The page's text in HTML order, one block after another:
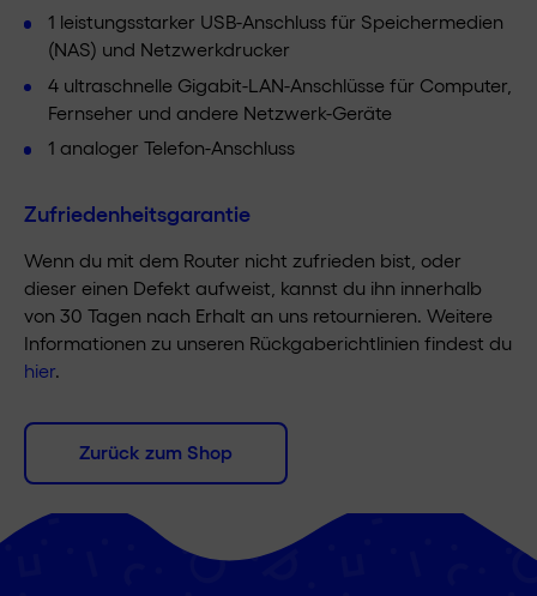
1 leistungsstarker USB-Anschluss für Speichermedien
(NAS) und Netzwerkdrucker
4 ultraschnelle Gigabit-LAN-Anschlüsse für Computer,
Fernseher und andere Netzwerk-Geräte
1 analoger Telefon-Anschluss
Zufriedenheitsgarantie
Wenn du mit dem Router nicht zufrieden bist, oder
dieser einen Defekt aufweist, kannst du ihn innerhalb
von 30 Tagen nach Erhalt an uns retournieren. Weitere
Informationen zu unseren Rückgaberichtlinien findest du
hier.
Zurück zum Shop